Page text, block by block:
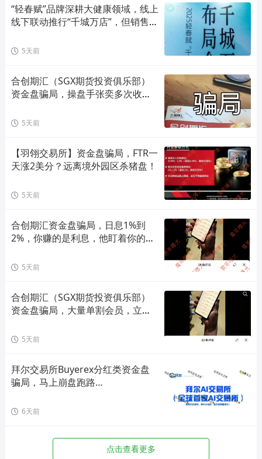
“轻春赋”品牌深耕大健康领域，线上
线下联动推行“千城万店”，但销售模
5天前
合创期汇（SGX期货投资俱乐部）
资金盘骗局，操盘手张奕多次收割
5天前
【羽翎交易所】资金盘骗局，FTR一
天涨2美分？远离境外园区杀猪盘！
5天前
合创期汇资金盘骗局，日息1%到
2%，你赚的是利息，他盯着你的本
5天前
合创期汇（SGX期货投资俱乐部）
资金盘骗局，大量单割会员，立即
5天前
拜尔交易所Buyerex分红类资金盘
骗局，马上崩盘跑路…
6天前
点击查看更多